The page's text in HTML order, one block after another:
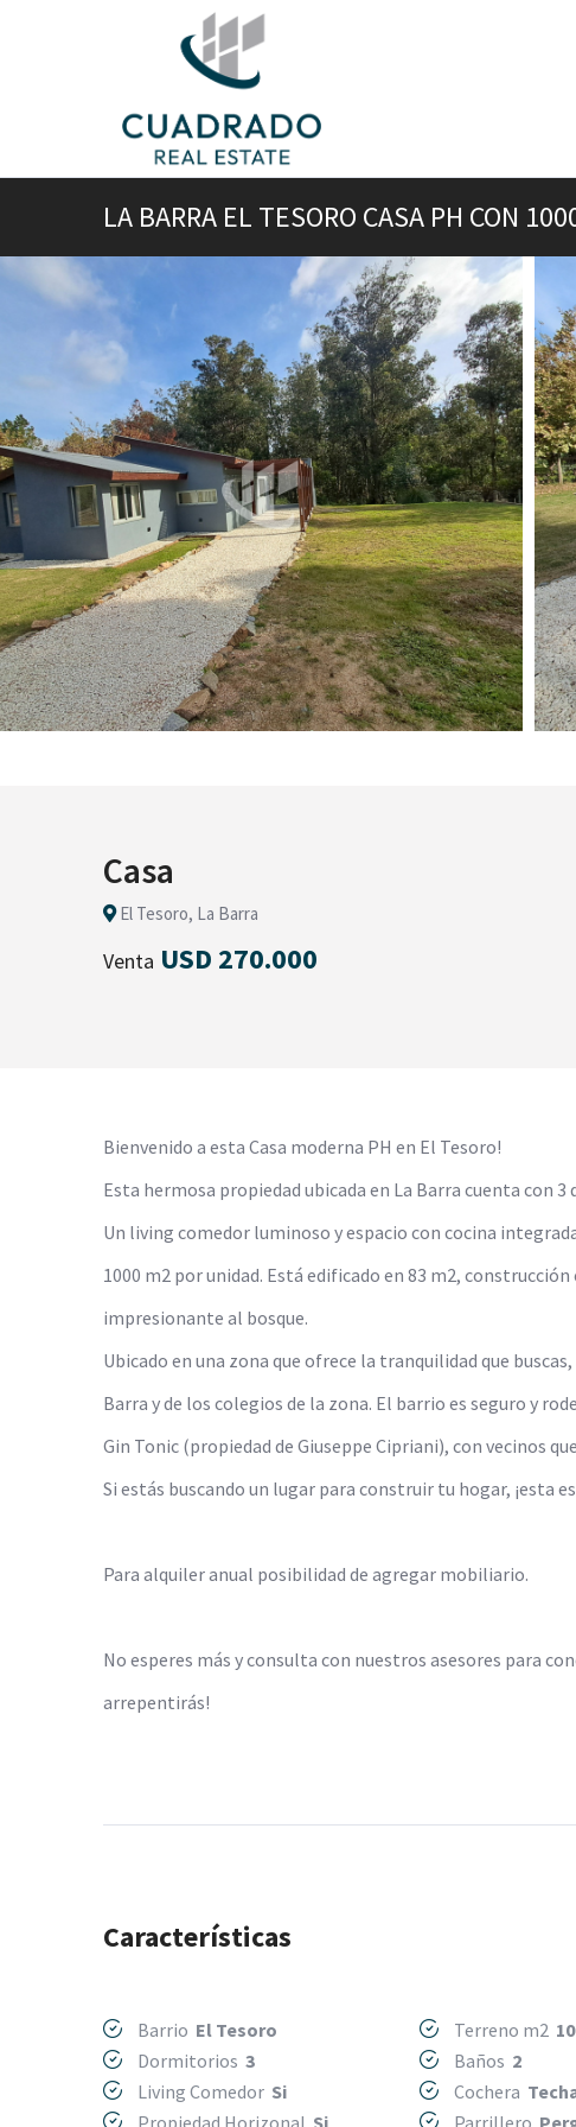
LA BARRA EL TESORO CASA PH CON
Casa
El Tesoro, La Barra
Venta USD 270.000
Bienvenido a esta Casa moderna PH en El Tesoro!
Esta hermosa propiedad ubicada en La Barra cuenta con
Un living comedor luminoso y espacio con cocina
1000 m2 por unidad. Está edificado en 83 m2,
impresionante al bosque.
Ubicado en una zona que ofrece la tranquilidad que
Barra y de los colegios de la zona. El barrio es seguro y
Gin Tonic (propiedad de Giuseppe Cipriani), con vecinos
Si estás buscando un lugar para construir tu hogar, ¡esta
Para alquiler anual posibilidad de agregar mobiliario.
No esperes más y consulta con nuestros asesores para
arrepentirás!
Características
Barrio El Tesoro Terreno m2
Dormitorios 3 Baños 2
Living Comedor Si Cochera